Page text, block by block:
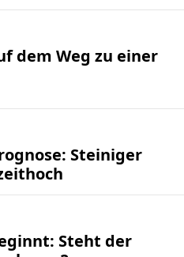
dem Weg zu einer
Steiniger
Steht der